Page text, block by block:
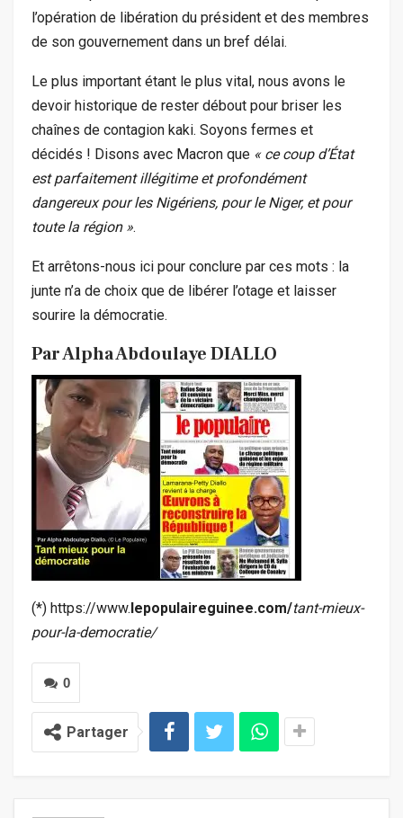
l’opération de libération du président et des membres
de son gouvernement dans un bref délai.
Le plus important étant le plus vital, nous avons le
devoir historique de rester débout pour briser les
chaînes de contagion kaki. Soyons fermes et
décidés ! Disons avec Macron que « ce coup d’État
est parfaitement illégitime et profondément
dangereux pour les Nigériens, pour le Niger, et pour
toute la région ».
Et arrêtons-nous ici pour conclure par ces mots : la
junte n’a de choix que de libérer l’otage et laisser
sourire la démocratie.
Par Alpha Abdoulaye DIALLO
(*) https://www.lepopulaireguinee.com/tant-mieux-
pour-la-democratie/
0
Partager